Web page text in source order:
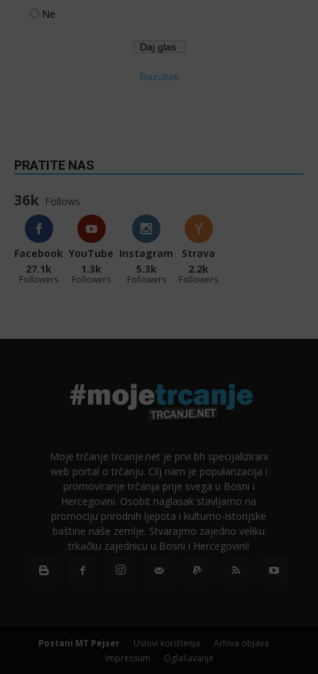
Ne
Rezultati
PRATITE NAS
36k Follows
Facebook
27.1k
Followers
YouTube
1.3k
Followers
Instagram
5.3k
Followers
Strava
2.2k
Followers
Moje trčanje trcanje.net je prvi bh specijalizirani
web portal o trčanju. Cilj nam je popularizacija i
promoviranje trčanja prije svega u Bosni i
Hercegovini. Osobit naglasak stavljamo na
promociju prirodnih ljepota i kulturno-istorijske
baštine naše zemlje. Stvarajmo zajedno veliku
trkačku zajednicu u Bosni i Hercegovini!
Postani MT Pejser Uslovi korištenja
Arhiva objava
Impressum
Oglašavanje